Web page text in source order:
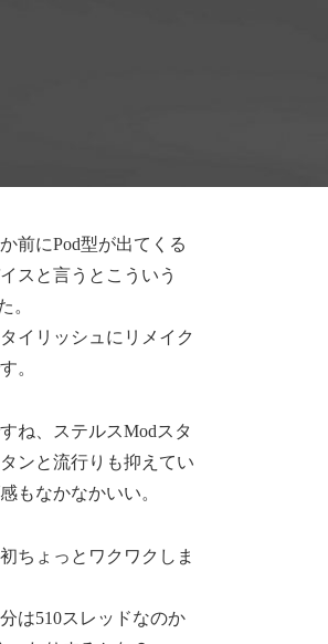
前にPod型が出てくる
スと言うとこういう
。
イリッシュにリメイク
。
ね、ステルスModスタ
ンと流行りも抑えてい
もなかなかいい。
ちょっとワクワクしま
は510スレッドなのか